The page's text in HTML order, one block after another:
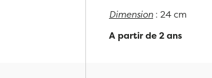
Dimension : 24 cm
A partir de 2 ans